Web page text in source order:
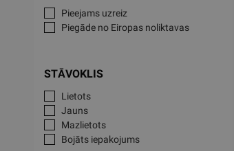
Pieejams uzreiz
Piegāde no Eiropas noliktavas
STĀVOKLIS
Lietots
Jauns
Mazlietots
Bojāts iepakojums